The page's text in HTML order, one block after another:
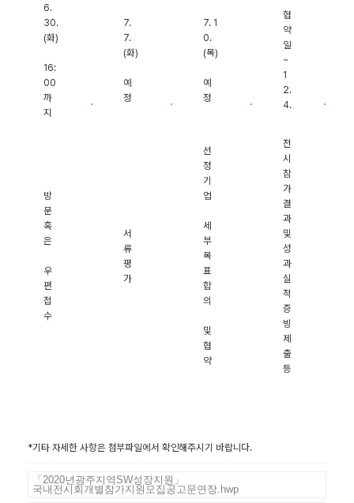
6.
30.
(화)
16:
00
까
지
7.
7.
(화)
예
정
7. 1
0.
(목)
예
정
협
약
일
~
1
2.
4.
방
문
혹
은
우
편
접
수
서
류
평
가
선
정
기
업
세
부
목
표
합
의
및
협
약
전
시
참
가
결
과
및
성
과
실
적
증
빙
제
출
등
*기타 자세한 사항은 첨부파일에서 확인해주시기 바랍니다.
「2020년광주지역SW성장지원」
국내전시회개별참가지원모집공고문연장.hwp